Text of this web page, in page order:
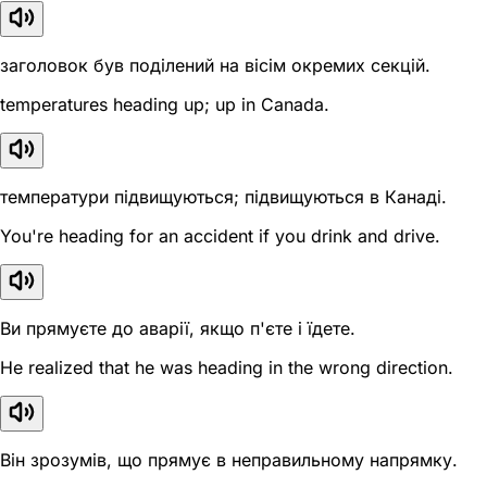
заголовок був поділений на вісім окремих секцій.
temperatures heading up; up in Canada.
температури підвищуються; підвищуються в Канаді.
You're heading for an accident if you drink and drive.
Ви прямуєте до аварії, якщо п'єте і їдете.
He realized that he was heading in the wrong direction.
Він зрозумів, що прямує в неправильному напрямку.